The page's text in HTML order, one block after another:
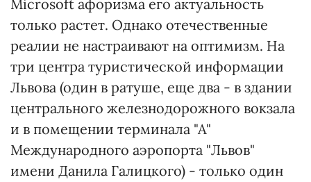
Microsoft афоризма его актуальность
только растет. Однако отечественные
реалии не настраивают на оптимизм. На
три центра туристической информации
Львова (один в ратуше, еще два - в здании
центрального железнодорожного вокзала
и в помещении терминала "А"
Международного аэропорта "Львов"
имени Данила Галицкого) - только один